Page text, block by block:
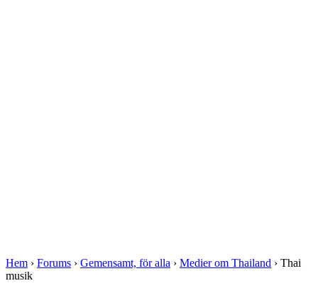
Hem › Forums › Gemensamt, för alla › Medier om Thailand › Thai
musik